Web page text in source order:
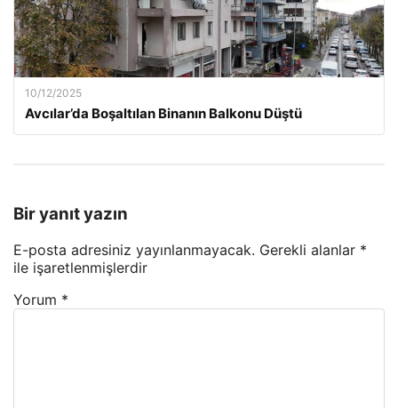
10/12/2025
Avcılar’da Boşaltılan Binanın Balkonu Düştü
Bir yanıt yazın
E-posta adresiniz yayınlanmayacak. Gerekli alanlar *
ile işaretlenmişlerdir
Yorum *